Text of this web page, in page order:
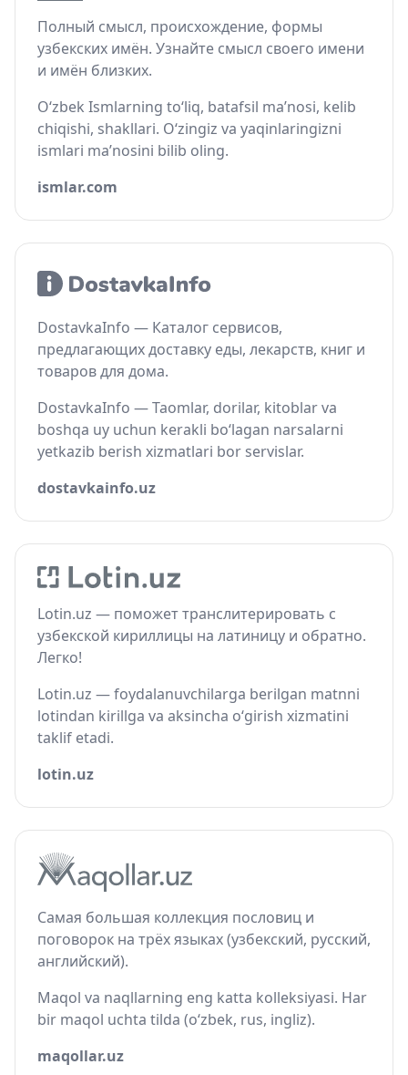
Полный смысл, происхождение, формы
узбекских имён. Узнайте смысл своего имени
и имён близких.
O‘zbek Ismlarning to‘liq, batafsil ma’nosi, kelib
chiqishi, shakllari. O‘zingiz va yaqinlaringizni
ismlari ma’nosini bilib oling.
ismlar.com
DostavkaInfo — Каталог сервисов,
предлагающих доставку еды, лекарств, книг и
товаров для дома.
DostavkaInfo — Taomlar, dorilar, kitoblar va
boshqa uy uchun kerakli bo‘lagan narsalarni
yetkazib berish xizmatlari bor servislar.
dostavkainfo.uz
Lotin.uz — поможет транслитерировать с
узбекской кириллицы на латиницу и обратно.
Легко!
Lotin.uz — foydalanuvchilarga berilgan matnni
lotindan kirillga va aksincha o‘girish xizmatini
taklif etadi.
lotin.uz
Самая большая коллекция пословиц и
поговорок на трёх языках (узбекский, русский,
английский).
Maqol va naqllarning eng katta kolleksiyasi. Har
bir maqol uchta tilda (o‘zbek, rus, ingliz).
maqollar.uz